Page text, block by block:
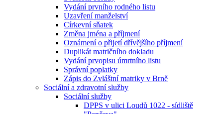
Vydání prvního rodného listu
Uzavření manželství
Církevní sňatek
Změna jména a příjmení
Oznámení o přijetí dřívějšího příjmení
Duplikát matričního dokladu
Vydání prvopisu úmrtního listu
Správní poplatky
Zápis do Zvláštní matriky v Brně
Sociální a zdravotní služby
Sociální služby
DPPS v ulici Loudů 1022 - sídliště